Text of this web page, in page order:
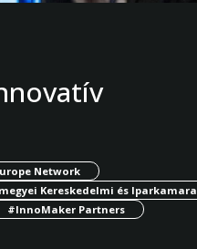
Network
Kereskedelmi és Iparkamara
#InnoMaker Partners